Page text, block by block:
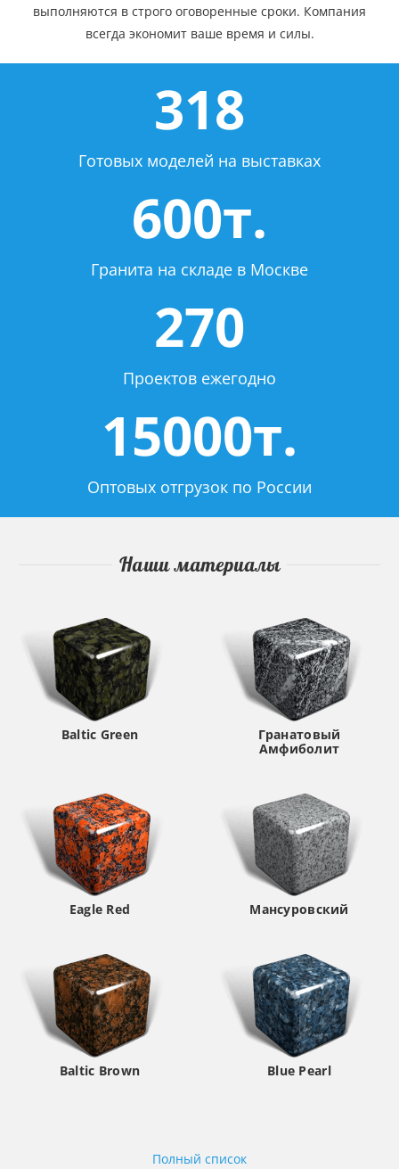
выполняются в строго оговоренные сроки. Компания
всегда экономит ваше время и силы.
318
Готовых моделей на выставках
600т.
Гранита на складе в Москве
270
Проектов ежегодно
15000т.
Оптовых отгрузок по России
Наши материалы
Baltic Green
Гранатовый
Амфиболит
Eagle Red Мансуровский
Baltic Brown Blue Pearl
Полный список